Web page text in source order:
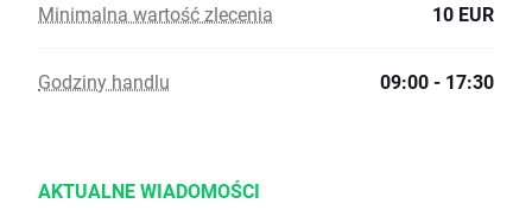
Minimalna wartość zlecenia 10 EUR
Godziny handlu 09:00 - 17:30
AKTUALNE WIADOMOŚCI